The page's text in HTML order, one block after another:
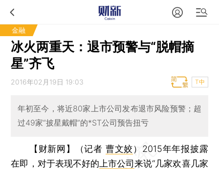
金融
冰火两重天：退市预警与“脱帽摘
星”齐飞
2016年02月19日 19:03 T中
年初至今，将近80家上市公司发布退市风险预警；超
过49家“披星戴帽”的*ST公司预告扭亏
【财新网】（记者 曹文姣） 2015年年报披露
在即，对于表现不好的 上市公司来说“几家欢喜几家